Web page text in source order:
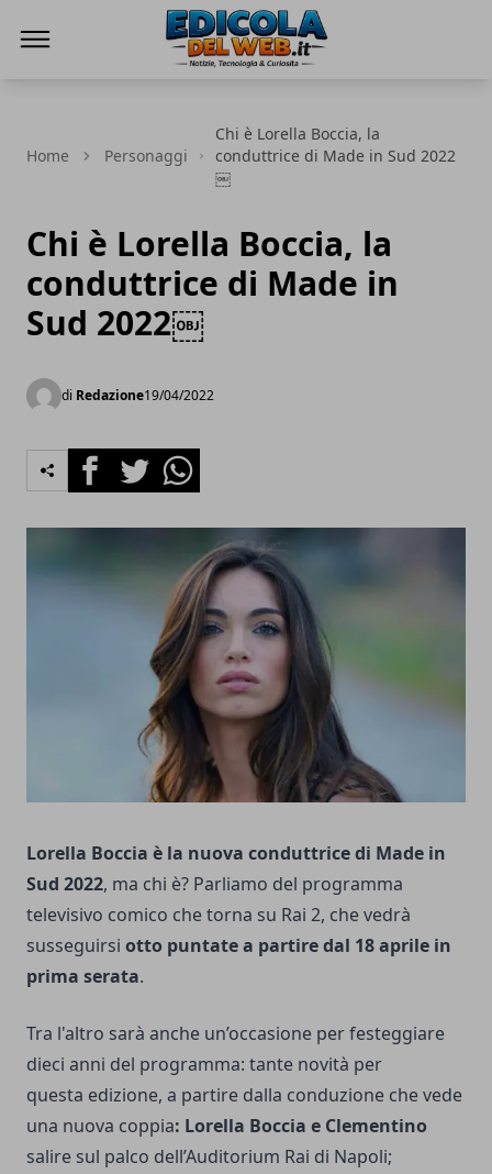
Home Personaggi
Chi è Lorella Boccia, la
conduttrice di Made in Sud 2022
￼
Chi è Lorella Boccia, la
conduttrice di Made in
Sud 2022￼
di Redazione19/04/2022
FacebookTwitterWhatsapp
Lorella Boccia è la nuova conduttrice di Made in
Sud 2022, ma chi è? Parliamo del programma
televisivo comico che torna su Rai 2, che vedrà
susseguirsi otto puntate a partire dal 18 aprile in
prima serata.
Tra l'altro sarà anche un’occasione per festeggiare
dieci anni del programma: tante novità per
questa edizione, a partire dalla conduzione che vede
una nuova coppia: Lorella Boccia e Clementino
salire sul palco dell’Auditorium Rai di Napoli;